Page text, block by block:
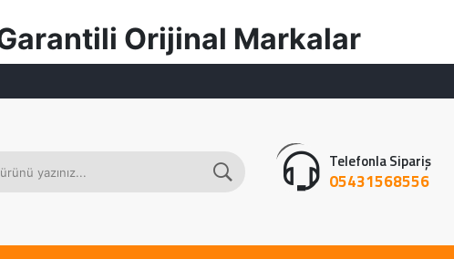
Markalar
Telefonla Sipariş
05431568556